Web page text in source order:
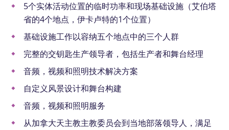
5个实体活动位置的临时功率和现场基础设施（艾伯塔
省的4个地点，伊卡卢特的1个位置）
基础设施工作以容纳五个地点中的三个人群
完整的交钥匙生产领导者，包括生产者和舞台经理
音频，视频和照明技术解决方案
自定义风景设计和舞台构建
音频，视频和照明服务
从加拿大天主教主教委员会到当地部落领导人，满足